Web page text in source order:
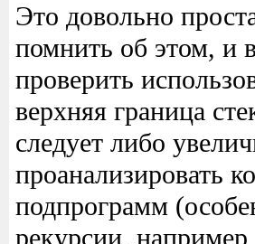
Это довольно
помнить об этом, и
проверить
верхняя граница
следует либо
проанализировать
подпрограмм